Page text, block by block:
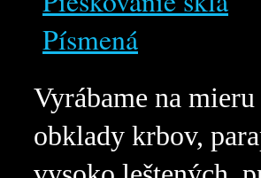
Písmená
Vyrábame na
obklady krbov,